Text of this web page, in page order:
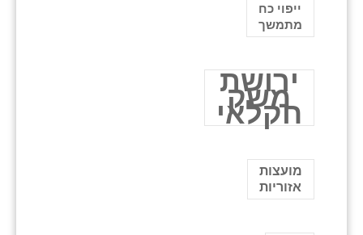
ייפוי כח
מתמשך
ירושת
משק
חקלאי
מועצות
אזוריות